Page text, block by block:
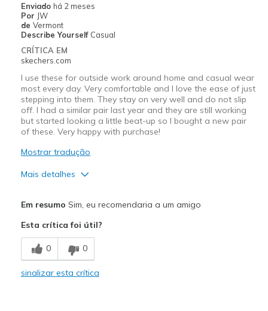
Going Out
Width
Sizing
View On Shoes
Shoes are for Wearing
Enviado há 2 meses
Por JW
de Vermont
Describe Yourself Casual
CRÍTICA EM
skechers.com
I use these for outside work around home and casual wear
most every day. Very comfortable and I love the ease of just
stepping into them. They stay on very well and do not slip
off. I had a similar pair last year and they are still working
but started looking a little beat-up so I bought a new pair
of these. Very happy with purchase!
Mostrar tradução
Mais detalhes
Comfortable
Durable
Em resumo Sim, eu recomendaria a um amigo
Esta crítica foi útil?
0 0
sinalizar esta crítica